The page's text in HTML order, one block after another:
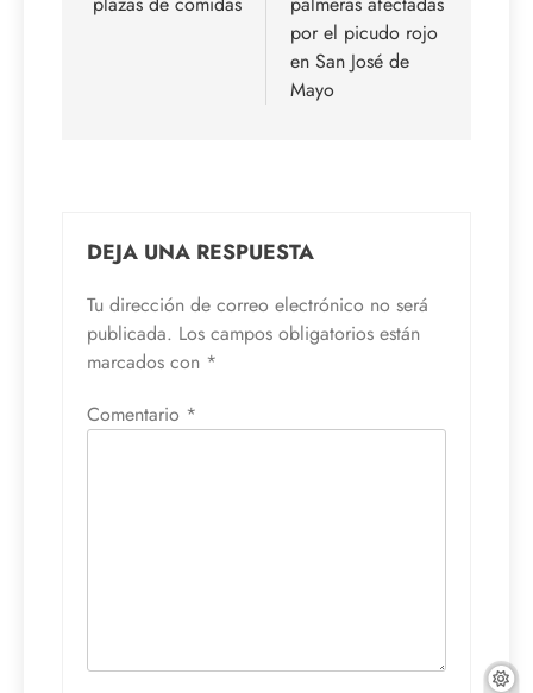
entradas
por el picudo rojo
en San José de
Mayo
DEJA UNA RESPUESTA
Tu dirección de correo electrónico no será
publicada. Los campos obligatorios están
marcados con *
Comentario *